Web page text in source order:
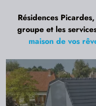
Résidences
groupe et les
maison de vos